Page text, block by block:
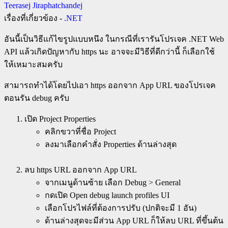
Teerasej Jiraphatchandej
เรื่องที่เกี่ยวข้อง - .NET
อันนี้เป็นวิธีแก้ไขรูปแบบหนึง ในกรณีที่เรารันโปรเจค .NET Web
API แล้วเกิดปัญหากับ https นะ อาจจะมีวิธีที่ดีกว่านี้ ก็เลือกใช้
ให้เหมาะสมครับ
สามารถทำได้โดยไปเอา https ออกจาก App URL ของโปรเจค
ตอนรัน debug ครับ
เปิด Project Properties
คลิกขวาที่ชื่อ Project
ลงมาเลือกคำสั่ง Properties ด้านล่างสุด
ลบ https URL ออกจาก App URL
จากเมนูด้านซ้าย เลือก Debug > General
กดเปิด Open debug launch profiles UI
เลือกโปรไฟล์ที่ต้องการปรับ (ปกติจะมี 1 อัน)
ด้านล่างสุดจะมีส่วน App URL ก็ให้ลบ URL ที่ขึ้นต้น